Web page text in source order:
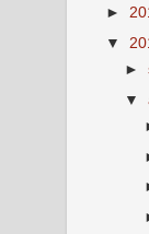
►
▼
►
▼